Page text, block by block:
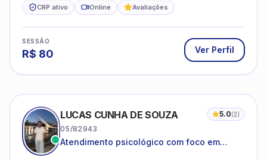
CRP ativo Online Avaliações
SESSÃO
R$ 80 Ver Perfil
LUCAS CUNHA DE SOUZA 5.0(2)
05/82943
Atendimento psicológico com foco em